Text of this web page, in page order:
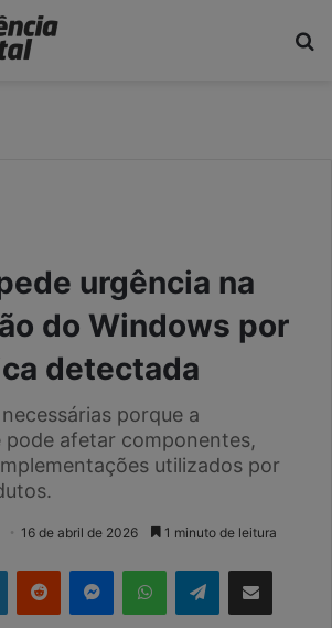
urgência na
do Windows por
detectada
porque a
pode afetar componentes,
utilizados por
16 de abril de 2026 1 minuto de leitura
LinkedinReddit MessengerWhatsAppTelegramCompartilhar via e-mail